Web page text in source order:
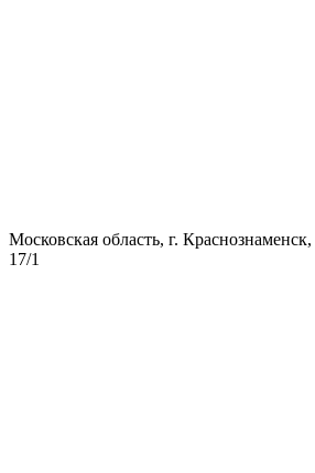
Московская область, г.
17/1